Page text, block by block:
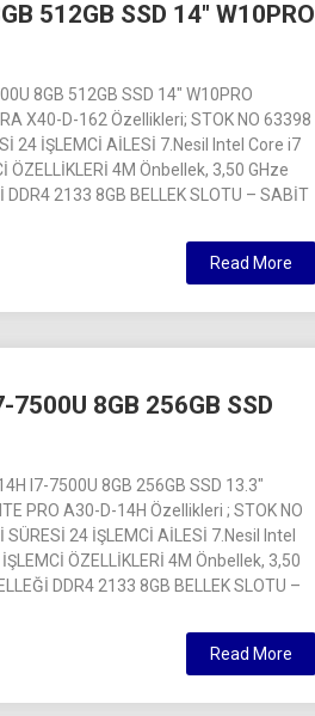
512GB SSD 14″ W10PRO
8GB 512GB SSD 14″ W10PRO
X40-D-162 Özellikleri; STOK NO 63398
24 İŞLEMCİ AİLESİ 7.Nesil Intel Core i7
ÖZELLİKLERİ 4M Önbellek, 3,50 GHze
2133 8GB BELLEK SLOTU – SABİT
Read More
8GB 256GB SSD
I7-7500U 8GB 256GB SSD 13.3″
PRO A30-D-14H Özellikleri ; STOK NO
24 İŞLEMCİ AİLESİ 7.Nesil Intel
ÖZELLİKLERİ 4M Önbellek, 3,50
DDR4 2133 8GB BELLEK SLOTU –
Read More